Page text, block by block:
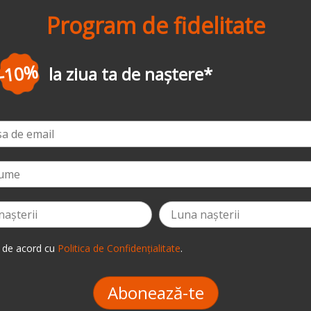
Program de fidelitate
-3% la prima comandă
acord cu Politica de Confidențialitate.
Abonează-te